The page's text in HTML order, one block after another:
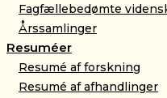
Fagfællebedømte
Årssamlinger
Resuméer
Resumé af forskning
Resumé af afhandlinger